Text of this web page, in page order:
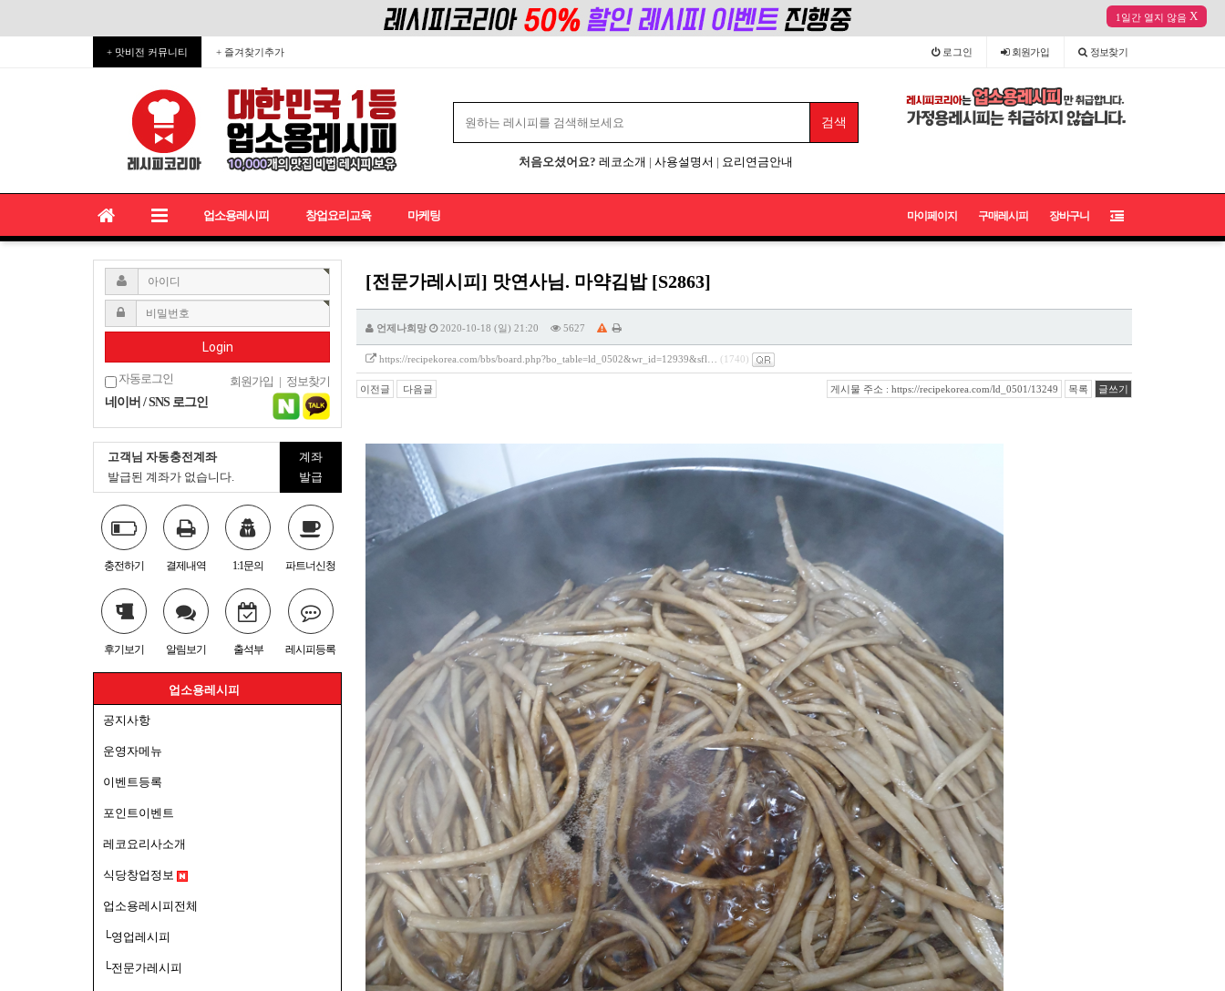
1일간 열지 않음 X
+ 맛비전 커뮤니티 + 즐겨찾기추가 로그인 회원가입 정보찾기
처음오셨어요? 레코소개 | 사용설명서 | 요리연금안내
마이페이지 구매레시피 장바구니
업소용레시피 창업요리교육 마케팅
Login
자동로그인 회원가입 | 정보찾기
네이버 / SNS 로그인
고객님 자동충전계좌
발급된 계좌가 없습니다.
계좌
발급
충전하기 결제내역 1:1문의 파트너신청
후기보기 알림보기 출석부 레시피등록
업소용레시피
공지사항
운영자메뉴
이벤트등록
포인트이벤트
레코요리사소개
식당창업정보
업소용레시피전체
└영업레시피
└전문가레시피
[전문가레시피] 맛연사님. 마약김밥 [S2863]
언제나희망 2020-10-18 (일) 21:20 5627
https://recipekorea.com/bbs/board.php?bo_table=ld_0502&wr_id=12939&sfl… (1740)
이전글 다음글 게시물 주소 : https://recipekorea.com/ld_0501/13249 목록 글쓰기